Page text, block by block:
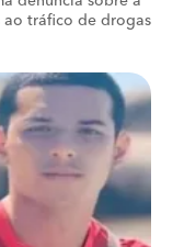
ao tráfico de drogas